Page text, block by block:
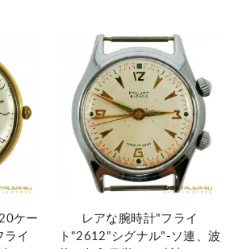
ケー
ライ
レアな腕時計"フライ
ト"2612"シグナル"-ソ連、波